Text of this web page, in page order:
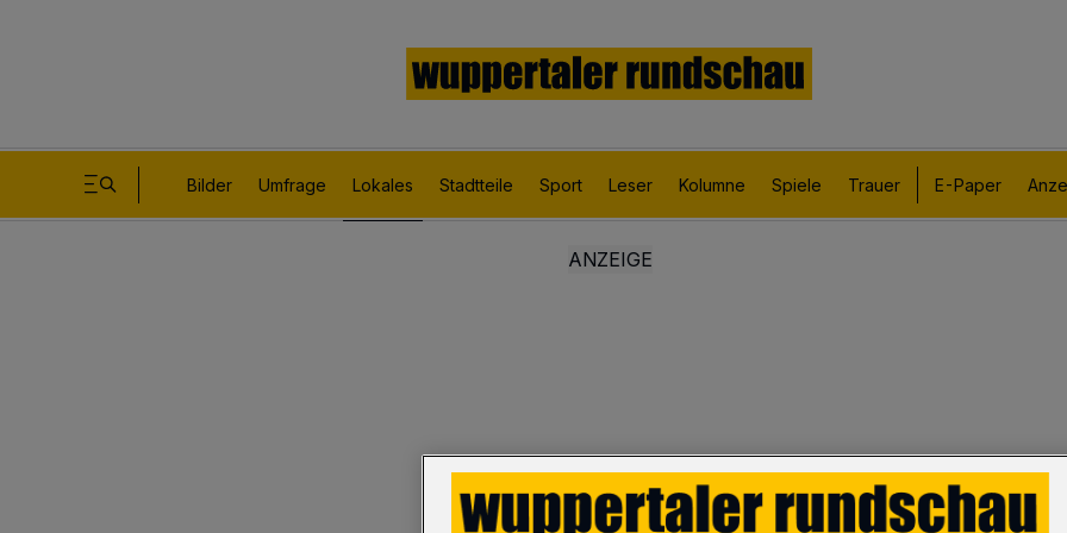
Bilder Umfrage Lokales Stadtteile Sport Leser Kolumne Spiele Trauer E-Paper